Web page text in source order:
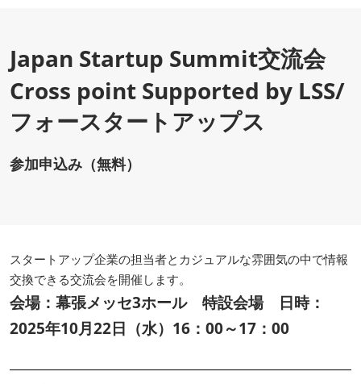
Japan Startup Summit交流会
Cross point Supported by LSS/
フォースタートアップス
参加申込み（無料）
スタートアップ企業の担当者とカジュアルな雰囲気の中で情報
交換できる交流会を開催します。
会場：幕張メッセ3ホール 特設会場 日時：
2025年10月22日（水）16：00～17：00